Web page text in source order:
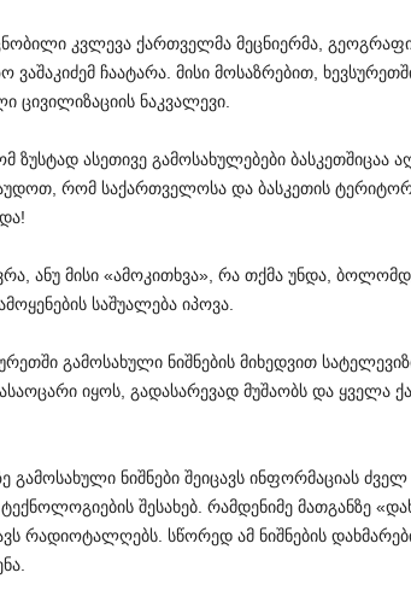
კვლევა ქართველმა მეცნიერმა,
ჩაატარა. მისი მოსაზრებით,
ცივილიზაციის ნაკვალევი.
ზუსტად ასეთივე გამოსახულებები ბასკეთშიცაა
რომ საქართველოსა და ბასკეთის
ანუ მისი «ამოკითხვა», რა თქმა უნდა,
საშუალება იპოვა.
გამოსახული ნიშნების მიხედვით
იყოს, გადასარევად მუშაობს და ყველა
გამოსახული ნიშნები შეიცავს ინფორმაციას ძველ
შესახებ. რამდენიმე მათგანზე
რადიოტალღებს. სწორედ ამ ნიშნების